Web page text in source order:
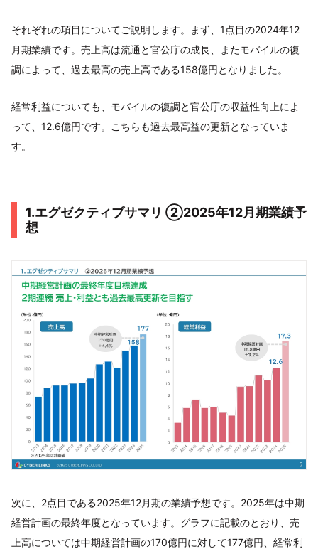
それぞれの項目についてご説明します。まず、1点目の2024年12
月期業績です。売上高は流通と官公庁の成長、またモバイルの復
調によって、過去最高の売上高である158億円となりました。
経常利益についても、モバイルの復調と官公庁の収益性向上によ
って、12.6億円です。こちらも過去最高益の更新となっていま
す。
1.エグゼクティブサマリ ②2025年12月期業績予
想
次に、2点目である2025年12月期の業績予想です。2025年は中期
経営計画の最終年度となっています。グラフに記載のとおり、売
上高については中期経営計画の170億円に対して177億円、経常利